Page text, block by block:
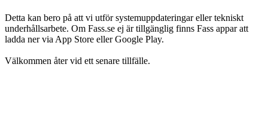
Detta kan bero på att vi utför systemuppdateringar eller tekniskt
underhållsarbete. Om Fass.se ej är tillgänglig finns Fass appar att
ladda ner via App Store eller Google Play.
Välkommen åter vid ett senare tillfälle.